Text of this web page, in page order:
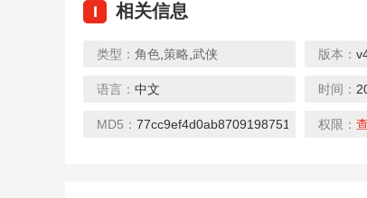
I 相关信息
类型： 角色 策略 武侠 版本：
语言： 中文 时间：
MD5： 77cc9ef4d0ab8709198751b8e2706fcc
权限：